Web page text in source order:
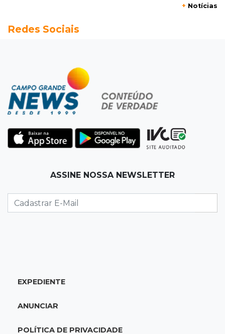
em caminhão estacionado
Instabilidade avança sobre MS nesta sexta e
nova frente fria chega no domingo
06:02Editorial
internet quase nunca está à vista
Como milagre, corredor da Santa Casa
QUINTA, 06 DE AGOSTO
23:26 Sancionado
refinanciem dívidas até 2030
+ Notícias
Redes Sociais
ASSINE NOSSA NEWSLETTER
EXPEDIENTE
ANUNCIAR
POLÍTICA DE PRIVACIDADE